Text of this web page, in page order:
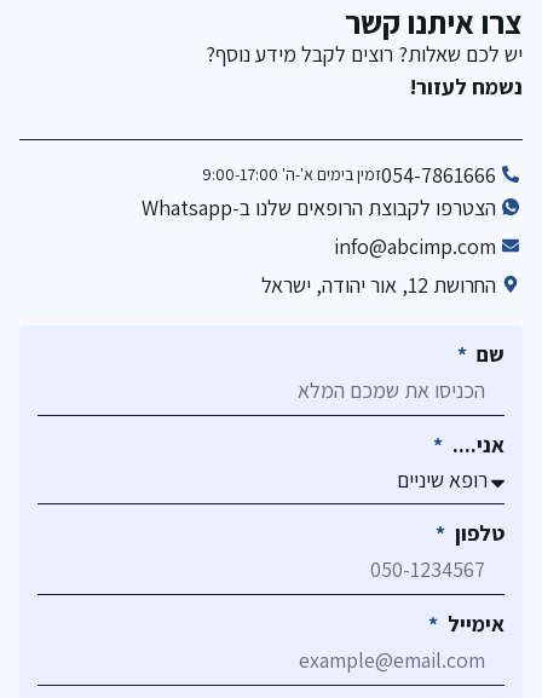
צרו איתנו קשר
יש לכם שאלות? רוצים לקבל מידע נוסף?
נשמח לעזור!
054-7861666זמין בימים א'-ה' 9:00-17:00
הצטרפו לקבוצת הרופאים שלנו ב-Whatsapp
info@abcimp.com
החרושת 12, אור יהודה, ישראל
שם
אני....
טלפון
אימייל